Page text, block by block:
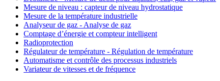
Mesure de niveau : capteur de niveau hydrostatique
Mesure de la température industrielle
Analyseur de gaz - Analyse de gaz
Comptage d’énergie et compteur intelligent
Radioprotection
Régulateur de température - Régulation de température
Automatisme et contrôle des processus industriels
Variateur de vitesses et de fréquence